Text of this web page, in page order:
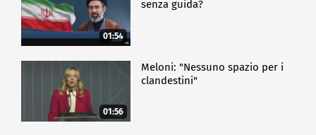
01:54
senza guida?
01:56
Meloni: "Nessuno spazio per i
clandestini"